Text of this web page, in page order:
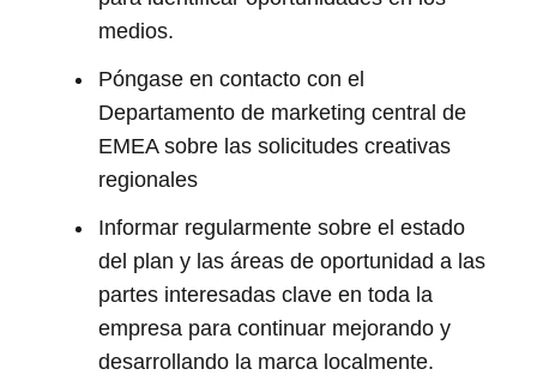
medios.
Póngase en contacto con el
Departamento de marketing central de
EMEA sobre las solicitudes creativas
regionales
Informar regularmente sobre el estado
del plan y las áreas de oportunidad a las
partes interesadas clave en toda la
empresa para continuar mejorando y
desarrollando la marca localmente.